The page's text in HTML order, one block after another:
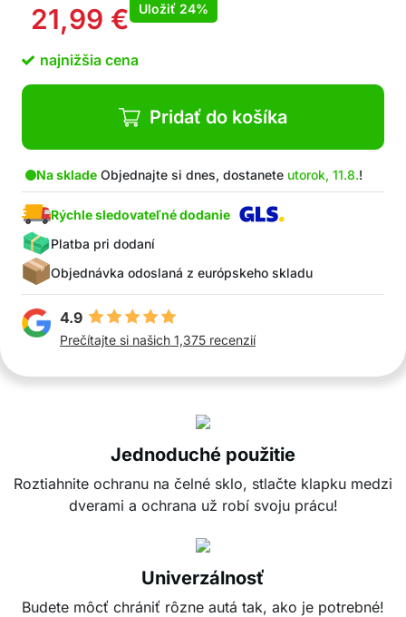
21,99 € Uložiť 24%
najnižšia cena
Pridať do košíka
Na sklade Objednajte si dnes, dostanete utorok, 11.8.!
Rýchle sledovateľné dodanie
Platba pri dodaní
Objednávka odoslaná z európskeho skladu
4.9
Prečítajte si našich 1,375 recenzií
Jednoduché použitie
Roztiahnite ochranu na čelné sklo, stlačte klapku medzi
dverami a ochrana už robí svoju prácu!
Univerzálnosť
Budete môcť chrániť rôzne autá tak, ako je potrebné!